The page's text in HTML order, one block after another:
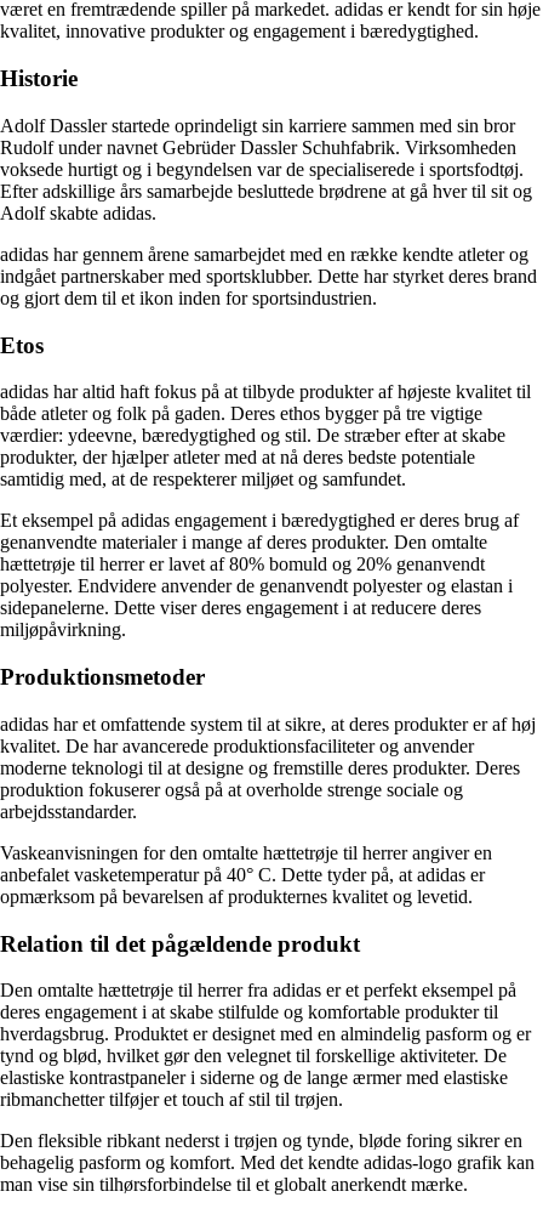
været en fremtrædende spiller på markedet. adidas er kendt for sin høje
kvalitet, innovative produkter og engagement i bæredygtighed.
Historie
Adolf Dassler startede oprindeligt sin karriere sammen med sin bror
Rudolf under navnet Gebrüder Dassler Schuhfabrik. Virksomheden
voksede hurtigt og i begyndelsen var de specialiserede i sportsfodtøj.
Efter adskillige års samarbejde besluttede brødrene at gå hver til sit og
Adolf skabte adidas.
adidas har gennem årene samarbejdet med en række kendte atleter og
indgået partnerskaber med sportsklubber. Dette har styrket deres brand
og gjort dem til et ikon inden for sportsindustrien.
Etos
adidas har altid haft fokus på at tilbyde produkter af højeste kvalitet til
både atleter og folk på gaden. Deres ethos bygger på tre vigtige
værdier: ydeevne, bæredygtighed og stil. De stræber efter at skabe
produkter, der hjælper atleter med at nå deres bedste potentiale
samtidig med, at de respekterer miljøet og samfundet.
Et eksempel på adidas engagement i bæredygtighed er deres brug af
genanvendte materialer i mange af deres produkter. Den omtalte
hættetrøje til herrer er lavet af 80% bomuld og 20% genanvendt
polyester. Endvidere anvender de genanvendt polyester og elastan i
sidepanelerne. Dette viser deres engagement i at reducere deres
miljøpåvirkning.
Produktionsmetoder
adidas har et omfattende system til at sikre, at deres produkter er af høj
kvalitet. De har avancerede produktionsfaciliteter og anvender
moderne teknologi til at designe og fremstille deres produkter. Deres
produktion fokuserer også på at overholde strenge sociale og
arbejdsstandarder.
Vaskeanvisningen for den omtalte hættetrøje til herrer angiver en
anbefalet vasketemperatur på 40° C. Dette tyder på, at adidas er
opmærksom på bevarelsen af produkternes kvalitet og levetid.
Relation til det pågældende produkt
Den omtalte hættetrøje til herrer fra adidas er et perfekt eksempel på
deres engagement i at skabe stilfulde og komfortable produkter til
hverdagsbrug. Produktet er designet med en almindelig pasform og er
tynd og blød, hvilket gør den velegnet til forskellige aktiviteter. De
elastiske kontrastpaneler i siderne og de lange ærmer med elastiske
ribmanchetter tilføjer et touch af stil til trøjen.
Den fleksible ribkant nederst i trøjen og tynde, bløde foring sikrer en
behagelig pasform og komfort. Med det kendte adidas-logo grafik kan
man vise sin tilhørsforbindelse til et globalt anerkendt mærke.